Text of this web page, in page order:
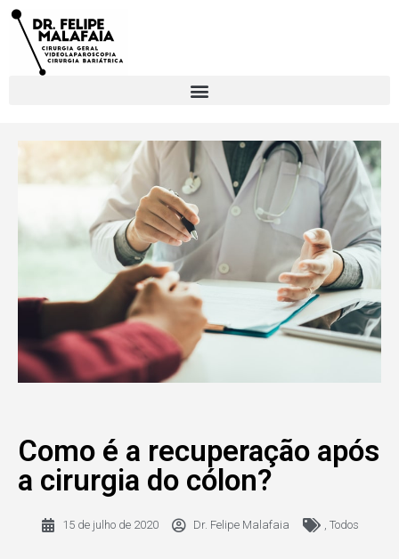
Como é a recuperação após
a cirurgia do cólon?
15 de julho de 2020 Dr. Felipe Malafaia , Todos